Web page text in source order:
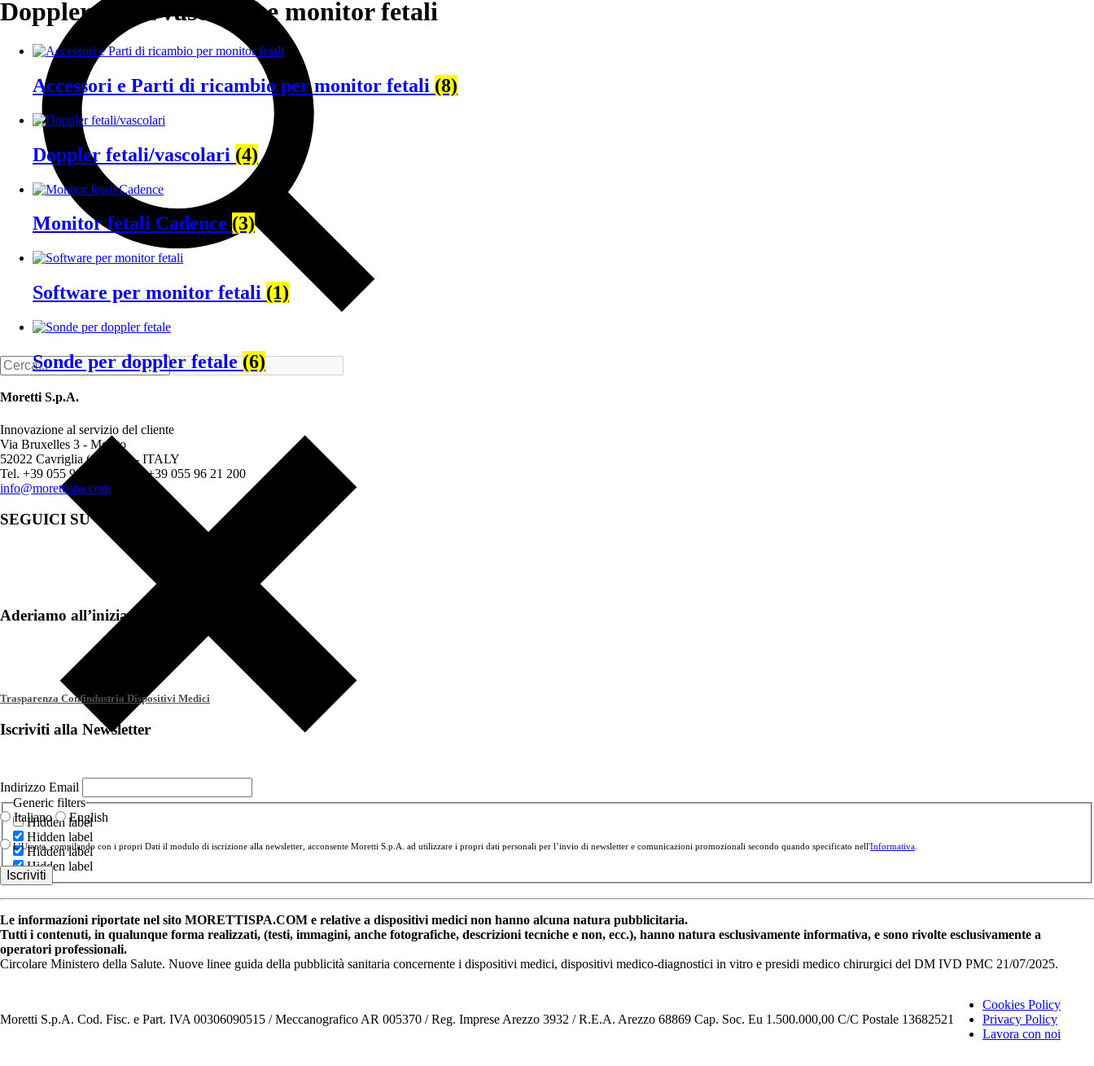
Generic filters
Hidden label
Hidden label
Hidden label
Hidden label
Doppler fetali/vascolari e monitor fetali
Accessori e Parti di ricambio per monitor fetali (8)
Doppler fetali/vascolari (4)
Monitor fetali Cadence (3)
Software per monitor fetali (1)
Sonde per doppler fetale(6)
Moretti S.p.A.
Innovazione al servizio del cliente
Via Bruxelles 3 - Meleto
52022 Cavriglia (Arezzo) - ITALY
Tel. +39 055 96 21 11 - Fax +39 055 96 21 200
info@morettispa.com
SEGUICI SU
Aderiamo all’iniziativa
Trasparenza Confindustria Dispositivi Medici
Iscriviti alla Newsletter
Indirizzo Email
Italiano English
L’Utente, compilando con i propri Dati il modulo di iscrizione alla newsletter, acconsente Moretti S.p.A. ad utilizzare i propri dati personali per l’invio di newsletter e comunicazioni promozionali secondo quando specificato nell'Informativa
Le informazioni riportate nel sito MORETTISPA.COM e relative a dispositivi medici non hanno alcuna natura pubblicitaria.
Tutti i contenuti, in qualunque forma realizzati, (testi, immagini, anche fotografiche, descrizioni tecniche e non, ecc.), hanno natura esclusivamente informativa, e sono rivolte esclusivamente a
operatori professionali.
Circolare Ministero della Salute. Nuove linee guida della pubblicità sanitaria concernente i dispositivi medici, dispositivi medico-diagnostici in vitro e presidi medico chirurgici del DM IVD PMC 21/07/2025.
Moretti S.p.A. Cod. Fisc. e Part. IVA 00306090515 / Meccanografico AR 005370 / Reg. Imprese Arezzo 3932 / R.E.A. Arezzo 68869 Cap. Soc. Eu 1.500.000,00 C/C Postale 13682521
Cookies Policy
Privacy Policy
Lavora con noi